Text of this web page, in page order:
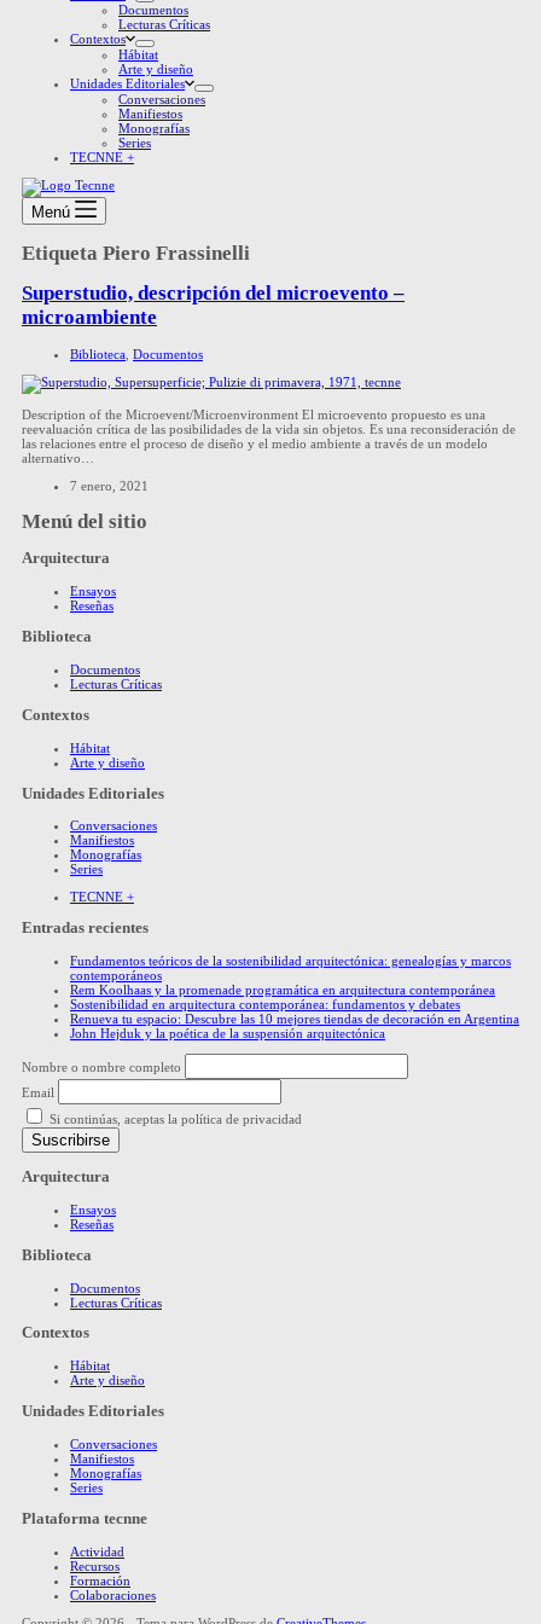
Documentos
Lecturas Críticas
Contextos
Hábitat
Arte y diseño
Unidades Editoriales
Conversaciones
Manifiestos
Monografías
Series
TECNNE +
Menú
Etiqueta Piero Frassinelli
Superstudio, descripción del microevento –
microambiente
Biblioteca Documentos
Description of the Microevent/Microenvironment El microevento propuesto es una
reevaluación crítica de las posibilidades de la vida sin objetos. Es una reconsideración de
las relaciones entre el proceso de diseño y el medio ambiente a través de un modelo
alternativo…
7 enero, 2021
Menú del sitio
Arquitectura
Ensayos
Reseñas
Biblioteca
Documentos
Lecturas Críticas
Contextos
Hábitat
Arte y diseño
Unidades Editoriales
Conversaciones
Manifiestos
Monografías
Series
TECNNE +
Entradas recientes
Fundamentos teóricos de la sostenibilidad arquitectónica: genealogías y marcos
contemporáneos
Rem Koolhaas y la promenade programática en arquitectura contemporánea
Sostenibilidad en arquitectura contemporánea: fundamentos y debates
Renueva tu espacio: Descubre las 10 mejores tiendas de decoración en Argentina
John Hejduk y la poética de la suspensión arquitectónica
Nombre o nombre completo
Email
Si continúas, aceptas la política de privacidad
Arquitectura
Ensayos
Reseñas
Biblioteca
Documentos
Lecturas Críticas
Contextos
Hábitat
Arte y diseño
Unidades Editoriales
Conversaciones
Manifiestos
Monografías
Series
Plataforma tecnne
Actividad
Recursos
Formación
Colaboraciones